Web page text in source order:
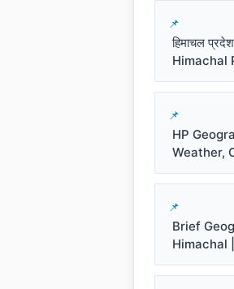
हिमाचल
Himachal
HP
Weather,
Brief
Himachal |